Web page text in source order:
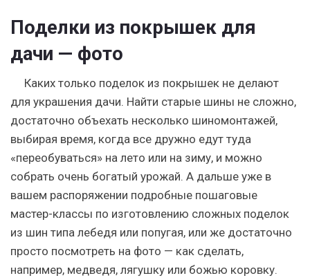
Поделки из покрышек для
дачи — фото
Каких только поделок из покрышек не делают
для украшения дачи. Найти старые шины не сложно,
достаточно объехать несколько шиномонтажей,
выбирая время, когда все дружно едут туда
«переобуваться» на лето или на зиму, и можно
собрать очень богатый урожай. А дальше уже в
вашем распоряжении подробные пошаговые
мастер-классы по изготовлению сложных поделок
из шин типа лебедя или попугая, или же достаточно
просто посмотреть на фото — как сделать,
например, медведя, лягушку или божью коровку.